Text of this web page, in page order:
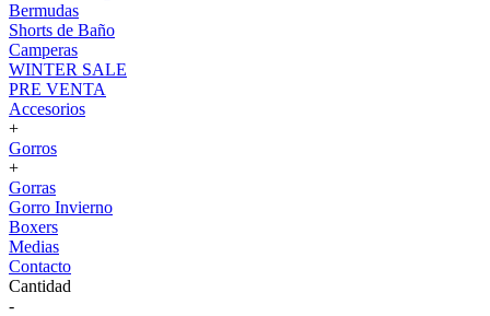
Bermudas
Shorts de Baño
Camperas
WINTER SALE
PRE VENTA
Accesorios
+
Gorros
+
Gorras
Gorro Invierno
Boxers
Medias
Contacto
Cantidad
-